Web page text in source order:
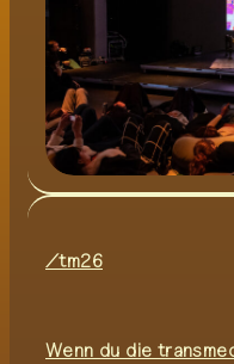
/tm26
Wenn du die